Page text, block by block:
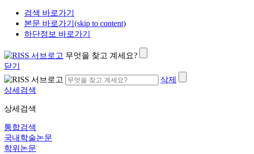
검색 바로가기
본문 바로가기(skip to content)
하단정보 바로가기
무엇을 찾고 계세요?
닫기
삭제
상세검색
상세검색
통합검색
국내학술논문
학위논문